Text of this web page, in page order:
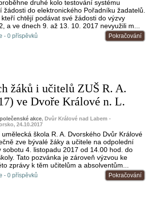
druhé kolo testování systému
žádosti do elektronického Pořadníku žadatelů.
chtějí podávat své žádosti do výzvy
a ve dnech 9. až 13. 10. 2017 nevyužili m...
Pokračování
- 0 příspěvků
žáků i učitelů ZUŠ R. A.
ve Dvoře Králové n. L.
akce, Dvůr Králové nad Labem -
24.10.2017
škola R. A. Dvorského Dvůr Králové
zve bývalé žáky a učitele na odpolední
sobotu 4. listopadu 2017 od 14.00 hod. do
Tato pozvánka je zároveň výzvou ke
zprávy k těm učitelům a absolventům...
Pokračování
- 0 příspěvků